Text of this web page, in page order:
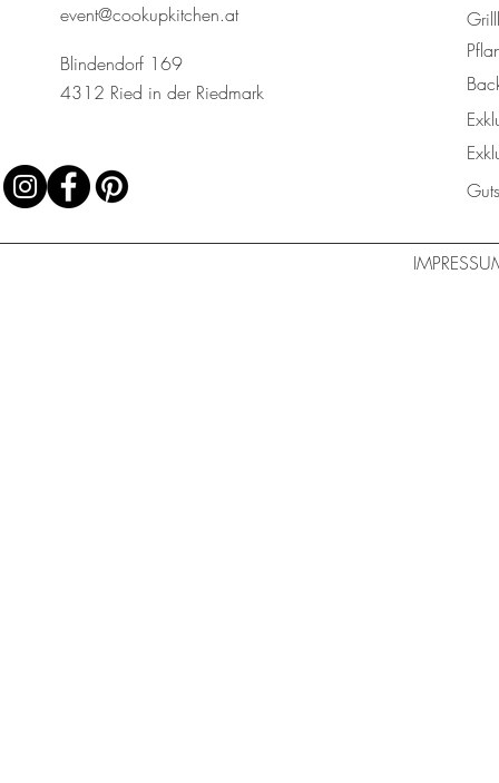
event@cookupkitchen.at
Blindendorf 169
4312 Ried in der Riedmark